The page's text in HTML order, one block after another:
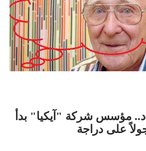
تسحب
مجتمع بوست
مصيدة
مؤسس شركة "آيكيا" بدأ
على دراجة